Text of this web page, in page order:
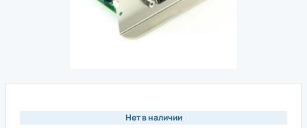
Нет в наличии